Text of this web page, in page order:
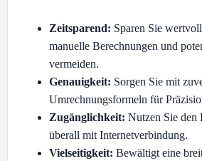
Zeitsparend: Sparen Sie
manuelle Berechnungen und
vermeiden.
Genauigkeit: Sorgen Sie mit
Umrechnungsformeln für
Zugänglichkeit: Nutzen Sie den
überall mit Internetverbindung.
Vielseitigkeit: Bewältigt eine